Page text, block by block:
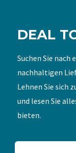
DEAL
Suchen Sie nach
nachhaltigen
Lehnen Sie sich
und lesen Sie
bieten.